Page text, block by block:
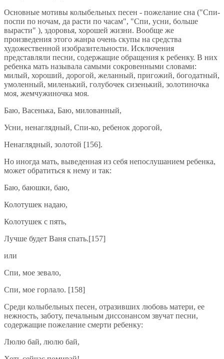
Основные мотивы колыбельных песен - пожелание сна ("Спи-
поспи по ночам, да расти по часам", "Спи, усни, больше
вырасти" ), здоровья, хорошей жизни. Вообще же
произведения этого жанра очень скупы на средства
художественной изобразительности. Исключения
представляли песни, содержащие обращения к ребенку. В них
ребенка мать называла самыми сокровенными словами:
милый, хороший, дорогой, желанный, пригожий, богодатный,
умоленный, миленький, голубочек сизенький, золотиночка
моя, жемчужиночка моя.
Баю, Васенька, Баю, милованный,
Усни, ненаглядный, Спи-ко, ребенок дорогой,
Ненаглядный, золотой [156].
Но иногда мать, выведенная из себя непослушанием ребенка,
может обратиться к нему и так:
Баю, баюшки, баю,
Колотушек надаю,
Колотушек с пять,
Лучше будет Ваня спать.[157]
или
Спи, мое зевало,
Спи, мое горлало. [158]
Среди колыбельных песен, отразивших любовь матери, ее
нежность, заботу, печальным диссонансом звучат песни,
содержащие пожелание смерти ребенку:
Люлю бай, люлю бай,